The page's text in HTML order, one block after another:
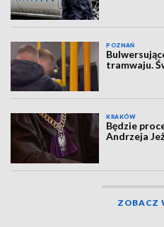
POZNAŃ
tramwaju.
KRAKÓW
Będzie
Andrzeja
ZOBACZ